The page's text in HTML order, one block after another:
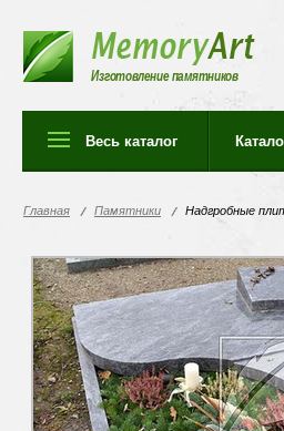
Изготовление памятников
Весь каталог
Главная Памятники Надгробные